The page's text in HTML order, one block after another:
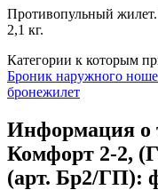
Противопульный
2,1 кг.
Категории к которым
Броник наружного
бронежилет
Информация о
Комфорт 2-2,
(арт. Бр2/ГП):